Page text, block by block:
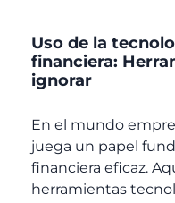
Uso de la
financiera:
ignorar
En el mundo
juega un papel
financiera eficaz.
herramientas